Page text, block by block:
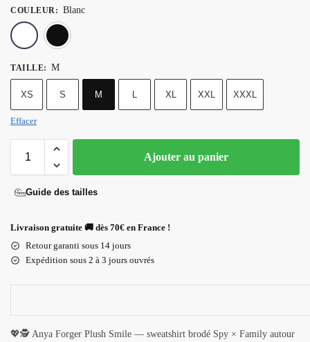
COULEUR : Blanc
TAILLE: M
XS S M L XL XXL XXXL
Effacer
Ajouter au panier
Guide des tailles
Livraison gratuite 🚚 dès 70€ en France !
Retour garanti sous 14 jours
Expédition sous 2 à 3 jours ouvrés
💖🕵️ Anya Forger Plush Smile — sweatshirt brodé Spy × Family autour